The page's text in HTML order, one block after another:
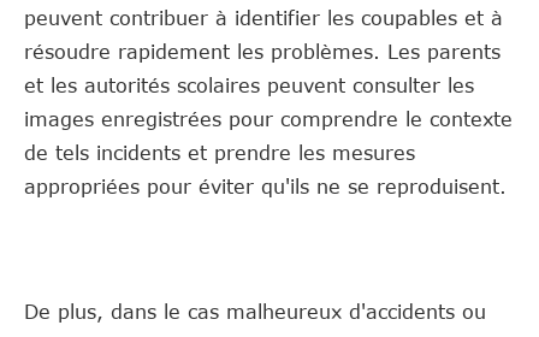
peuvent contribuer à identifier les coupables et à
résoudre rapidement les problèmes. Les parents
et les autorités scolaires peuvent consulter les
images enregistrées pour comprendre le contexte
de tels incidents et prendre les mesures
appropriées pour éviter qu'ils ne se reproduisent.
De plus, dans le cas malheureux d'accidents ou